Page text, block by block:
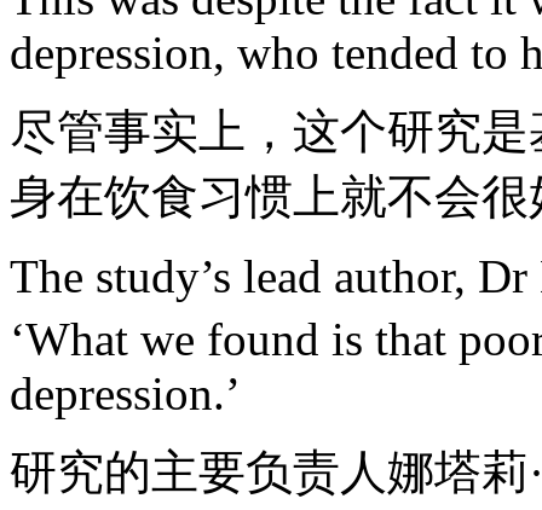
depression, who tended to
尽管事实上，这个研究
身在饮食习惯上就不会很
The study’s lead author,
‘What we found is that
depression.’
研究的主要负责人娜塔